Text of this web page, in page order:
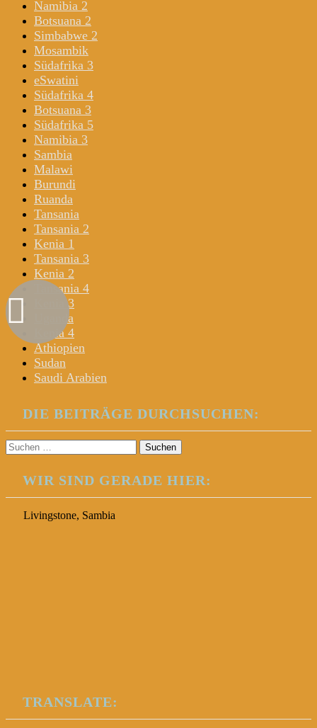
Namibia 2
Botsuana 2
Simbabwe 2
Mosambik
Südafrika 3
eSwatini
Südafrika 4
Botsuana 3
Südafrika 5
Namibia 3
Sambia
Malawi
Burundi
Ruanda
Tansania
Tansania 2
Kenia 1
Tansania 3
Kenia 2
Tansania 4
Kenia 3
Uganda
Kenia 4
Äthiopien
Sudan
Saudi Arabien
DIE BEITRÄGE DURCHSUCHEN:
Suchen
nach:
WIR SIND GERADE HIER:
Livingstone, Sambia
TRANSLATE: